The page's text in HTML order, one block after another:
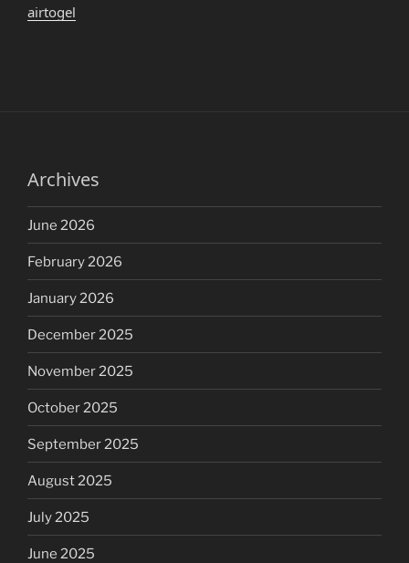
airtogel
Archives
June 2026
February 2026
January 2026
December 2025
November 2025
October 2025
September 2025
August 2025
July 2025
June 2025